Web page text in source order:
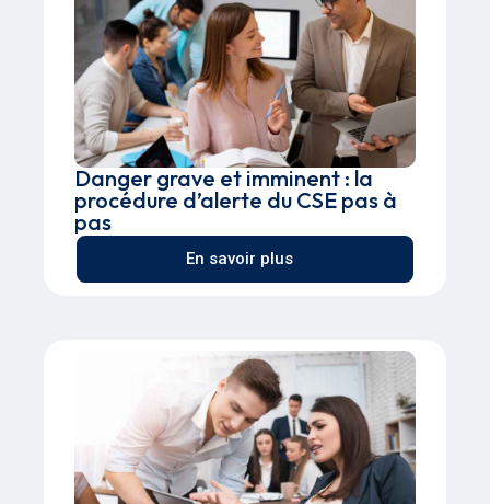
Danger grave et imminent : la
procédure d’alerte du CSE pas à
pas
En savoir plus